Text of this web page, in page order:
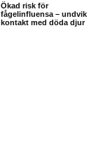
Ökad risk för
fågelinfluensa – undvik
kontakt med döda djur